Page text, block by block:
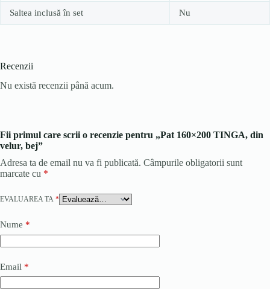
Saltea inclusă în set Nu
Recenzii
Nu există recenzii până acum.
Fii primul care scrii o recenzie pentru „Pat 160×200 TINGA, din
velur, bej”
Adresa ta de email nu va fi publicată. Câmpurile obligatorii sunt
marcate cu *
EVALUAREA TA *
Nume *
Email *